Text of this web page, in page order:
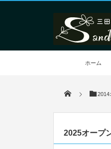
ホーム
2014
2025オープ